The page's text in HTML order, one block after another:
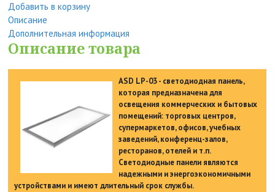
УБ.
Добавить в корзину
Описание
Дополнительная информация
Описание товара
ASD LP-03 - светодиодная панель,
которая предназначена для
освещения коммерческих и бытовых
помещений: торговых центров,
супермаркетов, офисов, учебных
заведений, конференц-залов,
ресторанов, отелей и т.п.
Светодиодные панели являются
надежными и энергоэкономичными
устройствами и имеют длительный срок службы.